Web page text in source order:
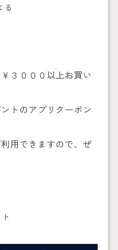
よる
３０００以上お買い
トのアプリクーポン
用できますので、ぜ